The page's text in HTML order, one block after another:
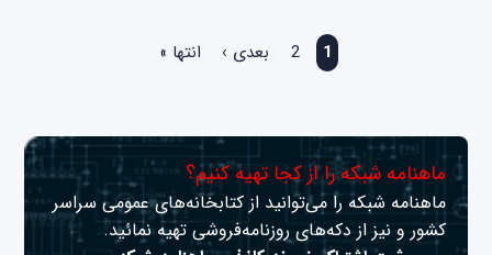
1
2 بعدی › انتها »
ماهنامه شبکه را از کجا تهیه کنیم؟
ماهنامه شبکه را می‌توانید از کتابخانه‌های عمومی سراسر
کشور و نیز از دکه‌های روزنامه‌فروشی تهیه نمائید.